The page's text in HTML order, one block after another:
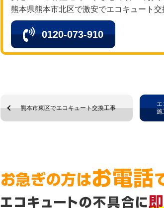
熊本県熊本市北区で激安でエコキュート
0120-073-910
熊本市東区でエコキュート交換工事
エ
施